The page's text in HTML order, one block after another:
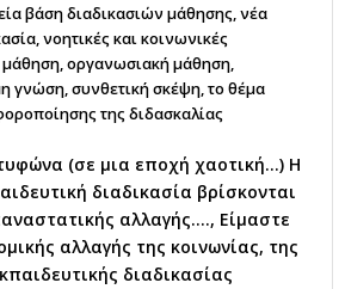
βάση διαδικασιών μάθησης,νέα
,νοητικές και κοινωνικές
μάθηση,οργανωσιακή μάθηση,
γνώση,συνθετική σκέψη,το θέμα
της διδασκαλίας
(σε μια εποχή χαοτική…) Η
διαδικασία βρίσκονται
αλλαγής…., Είμαστε
αλλαγής της κοινωνίας, της
διαδικασίας